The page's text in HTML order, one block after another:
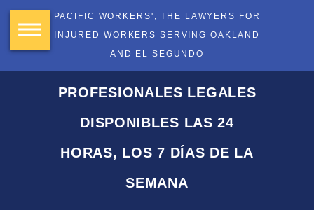
PACIFIC WORKERS', THE LAWYERS FOR
INJURED WORKERS SERVING OAKLAND
AND EL SEGUNDO
PROFESIONALES LEGALES
DISPONIBLES LAS 24
HORAS, LOS 7 DÍAS DE LA
SEMANA